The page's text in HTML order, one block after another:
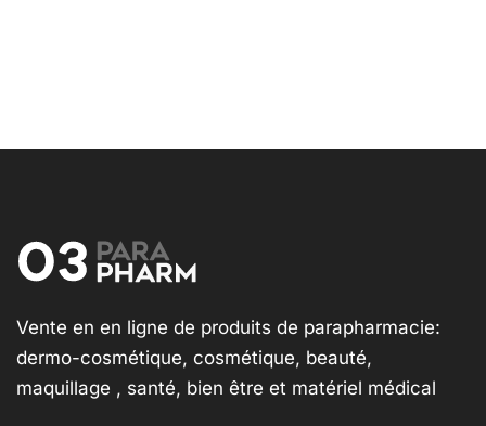
Vente en en ligne de produits de parapharmacie:
dermo-cosmétique, cosmétique, beauté,
maquillage , santé, bien être et matériel médical